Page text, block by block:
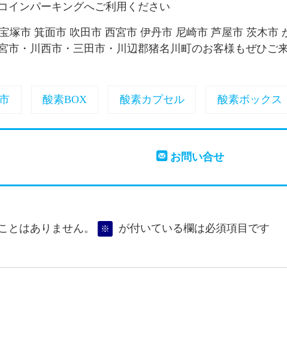
インパーキングへご利用ください
塚市 箕面市 吹田市 西宮市 伊丹市 尼崎市 芦屋市 茨木市
市・川西市・三田市・川辺郡猪名川町のお客様もぜひご来
酸素BOX 酸素カプセル 酸素ボックス
お問い合せ
とはありません。 ※ が付いている欄は必須項目です